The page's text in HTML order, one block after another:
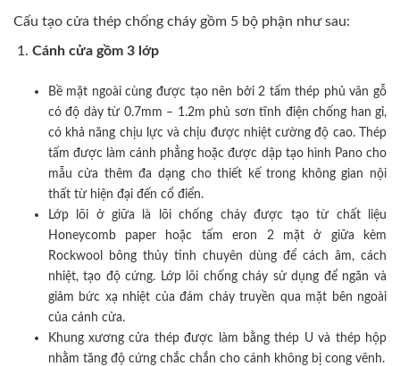
Cấu tạo cửa thép chống cháy gồm 5 bộ phận như sau:
Cánh cửa gồm 3 lớp
Bề mặt ngoài cùng được tạo nên bởi 2 tấm thép phủ vân gỗ
có độ dày từ 0.7mm – 1.2m phủ sơn tĩnh điện chống han gỉ,
có khả năng chịu lực và chịu được nhiệt cường độ cao. Thép
tấm được làm cánh phẳng hoặc được dập tạo hình Pano cho
mẫu cửa thêm đa dạng cho thiết kế trong không gian nội
thất từ hiện đại đến cổ điển.
Lớp lõi ở giữa là lõi chống cháy được tạo từ chất liệu
Honeycomb paper hoặc tấm eron 2 mặt ở giữa kèm
Rockwool bông thủy tinh chuyên dùng để cách âm, cách
nhiệt, tạo độ cứng. Lớp lõi chống cháy sử dụng để ngăn và
giảm bức xạ nhiệt của đám cháy truyền qua mặt bên ngoài
của cánh cửa.
Khung xương cửa thép được làm bằng thép U và thép hộp
nhằm tăng độ cứng chắc chắn cho cánh không bị cong vênh.